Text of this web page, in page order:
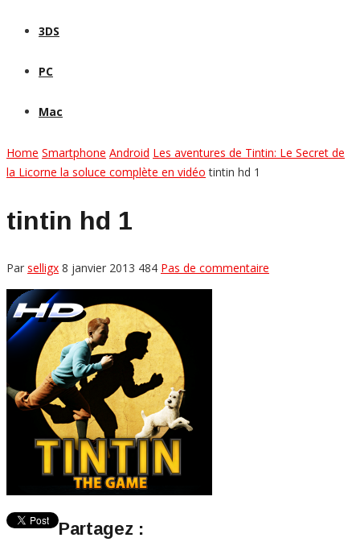
3DS
PC
Mac
Home Smartphone Android Les aventures de Tintin: Le Secret de
la Licorne la soluce complète en vidéo tintin hd 1
tintin hd 1
Par selligx 8 janvier 2013 484 Pas de commentaire
Partagez :